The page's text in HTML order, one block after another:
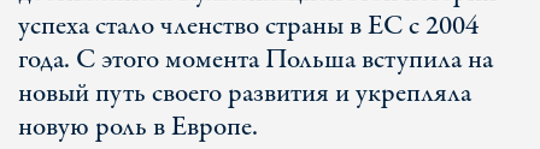
успеха стало членство страны в ЕС с 2004
года. С этого момента Польша вступила на
новый путь своего развития и укрепляла
новую роль в Европе.